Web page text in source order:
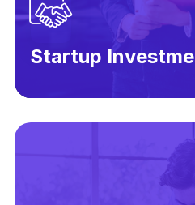
Startup